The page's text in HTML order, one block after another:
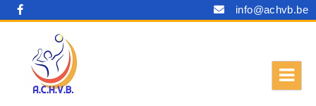
info@achvb.be